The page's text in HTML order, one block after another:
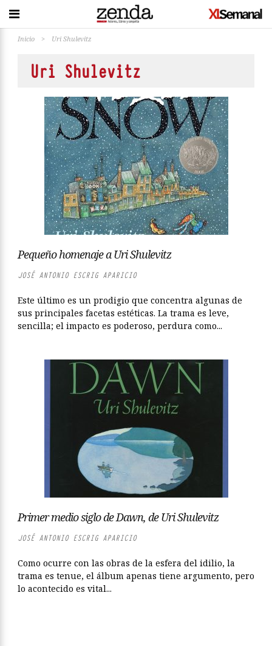
Inicio > Uri Shulevitz
Uri Shulevitz
Pequeño homenaje a Uri Shulevitz
JOSÉ ANTONIO ESCRIG APARICIO
Este último es un prodigio que concentra algunas de
sus principales facetas estéticas. La trama es leve,
sencilla; el impacto es poderoso, perdura como...
Primer medio siglo de Dawn, de Uri Shulevitz
JOSÉ ANTONIO ESCRIG APARICIO
Como ocurre con las obras de la esfera del idilio, la
trama es tenue, el álbum apenas tiene argumento, pero
lo acontecido es vital...